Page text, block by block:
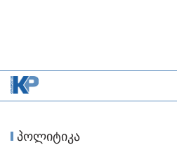
პოლიტიკა